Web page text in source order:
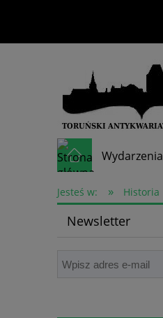
Wydarzenia
Skup książek
Jesteś w: » Historia
Newsletter